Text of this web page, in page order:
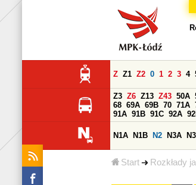
Start Rozkłady
Z Z1 Z2 0 1 2 3 4
Z3 Z6 Z13 Z43 50A
68 69A 69B 70 71A
91A 91B 91C 92A
N1A N1B N2 N3A